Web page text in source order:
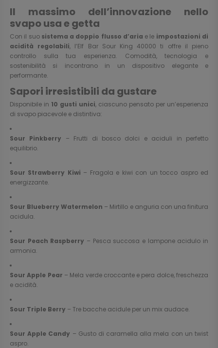
Il massimo dell’innovazione nello
svapo usa e getta
Con il suo sistema a doppio flusso d’aria e le impostazioni di
acidità regolabili, l’Elf Bar Sour King 40000 ti offre il pieno
controllo sulla tua esperienza. Comodità, tecnologia e
sostenibilità si incontrano in un dispositivo elegante e
performante.
Sapori irresistibili da gustare
Disponibile in 10 gusti unici, ciascuno pensato per un’esperienza
di svapo piacevole e distintiva:
Sour Pinkberry – Frutti di bosco dolci e aciduli in perfetto
equilibrio.
Sour Strawberry Kiwi – Fragola e kiwi con un tocco aspro ed
energizzante.
Sour Blueberry Watermelon – Mirtillo e anguria con una finitura
acidula.
Sour Peach Raspberry – Pesca succosa e lampone acidulo in
armonia.
Sour Apple Pear – Mela verde croccante e pera dolce, freschezza
e acidità.
Sour Triple Berry – Tre bacche acidule per un mix audace.
Sour Apple Candy – Gusto di caramella alla mela con un twist
aspro.